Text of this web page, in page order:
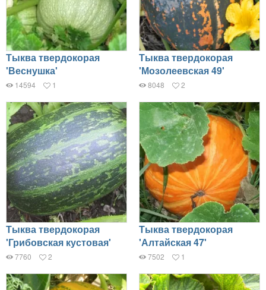
Тыква твердокорая
'Веснушка'
14594 1
Тыква твердокорая
'Мозолеевская 49'
8048 2
Тыква твердокорая
'Грибовская кустовая'
7760 2
Тыква твердокорая
'Алтайская 47'
7502 1